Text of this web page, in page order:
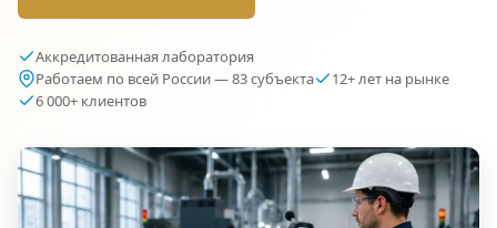
Аккредитованная лаборатория
Работаем по всей России — 83 субъекта
12+ лет на рынке
6 000+ клиентов